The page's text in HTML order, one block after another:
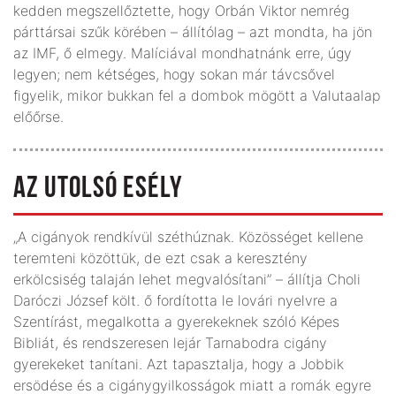
kedden megszellőztette, hogy Orbán Viktor nemrég
párttársai szűk körében – állítólag – azt mondta, ha jön
az IMF, ő elmegy. Malíciával mondhatnánk erre, úgy
legyen; nem kétséges, hogy sokan már távcsővel
figyelik, mikor bukkan fel a dombok mögött a Valutaalap
előőrse.
AZ UTOLSÓ ESÉLY
„A cigányok rendkívül széthúznak. Közösséget kellene
teremteni közöttük, de ezt csak a keresztény
erkölcsiség talaján lehet megvalósítani” – állítja Choli
Daróczi József költ. ő fordította le lovári nyelvre a
Szentírást, megalkotta a gyerekeknek szóló Képes
Bibliát, és rendszeresen lejár Tarnabodra cigány
gyerekeket tanítani. Azt tapasztalja, hogy a Jobbik
ersödése és a cigánygyilkosságok miatt a romák egyre